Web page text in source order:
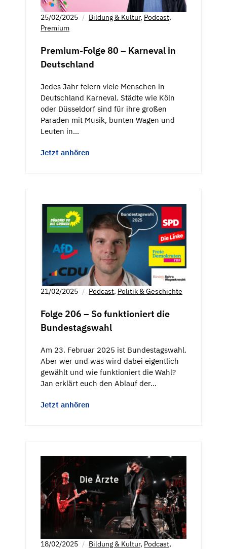
25/02/2025 Bildung & Kultur, Podcast,
Premium
Premium-Folge 80 – Karneval in
Deutschland
Jedes Jahr feiern viele Menschen in
Deutschland Karneval. Städte wie Köln
oder Düsseldorf sind für ihre großen
Paraden mit Musik, bunten Wagen und
Leuten in…
Jetzt anhören
21/02/2025 Podcast, Politik & Geschichte
Folge 206 – So funktioniert die
Bundestagswahl
Am 23. Februar 2025 ist Bundestagswahl.
Aber wer und was wird dabei eigentlich
gewählt und wie funktioniert die Wahl?
Jan erklärt euch den Ablauf der…
Jetzt anhören
18/02/2025 Bildung & Kultur, Podcast,